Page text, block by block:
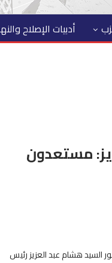
أدبيات الإصلاح
مستعدون
السيد هشام عبد العزيز رئيس